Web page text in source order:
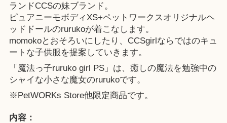
ランドCCSの妹ブランド。
ピュアニーモボディXS+ペットワークスオリジナルヘ
ッドドールのrurukoが着こなします。
momokoとおそろいにしたり、CCSgirlならではのキュ
ートな子供服を提案していきます。
「魔法っ子ruruko girl PS」は、癒しの魔法を勉強中の
シャイな小さな魔女のrurukoです。
※ PetWORKs Store他限定商品です。
内容：